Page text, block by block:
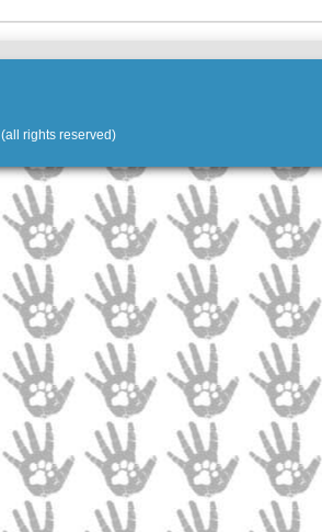
rights reserved)